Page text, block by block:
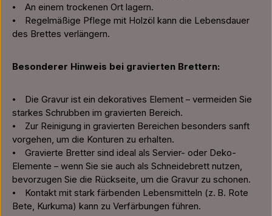
⦁ An einem trockenen Ort lagern.
⦁ Regelmäßige Pflege mit Holzöl kann die Lebensdauer
des Brettes verlängern.
Besonderer Hinweis bei gravierten Brettern:
⦁ Die Gravur ist ein dekoratives Element – vermeiden Sie
starkes Schrubben im gravierten Bereich.
⦁ Zur Reinigung in gravierten Bereichen besonders sanft
vorgehen, um die Konturen zu erhalten.
⦁ Gravierte Bretter sind ideal als Servier- oder Deko-
Elemente – wenn Sie sie auch als Schneidebrett nutzen,
bevorzugen Sie die Rückseite, um die Gravur zu schonen.
⦁ Kontakt mit stark färbenden Lebensmitteln (z. B. Rote
Bete, Kurkuma) kann zu Verfärbungen führen.